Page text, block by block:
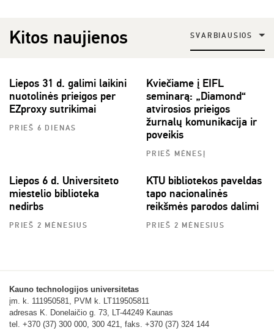
Kitos naujienos SVARBIAUSIOS
Liepos 31 d. galimi laikini
nuotolinės prieigos per
EZproxy sutrikimai
PRIEŠ 6 DIENAS
Kviečiame į EIFL
seminarą: „Diamond“
atvirosios prieigos
žurnalų komunikacija ir
poveikis
PRIEŠ MĖNESĮ
Liepos 6 d. Universiteto
miestelio biblioteka
nedirbs
PRIEŠ 2 MĖNESIUS
KTU bibliotekos paveldas
tapo nacionalinės
reikšmės parodos dalimi
PRIEŠ 2 MĖNESIUS
Kauno technologijos universitetas
įm. k. 111950581, PVM k. LT119505811
adresas K. Donelaičio g. 73, LT-44249 Kaunas
tel. +370 (37) 300 000, 300 421, faks. +370 (37) 324 144